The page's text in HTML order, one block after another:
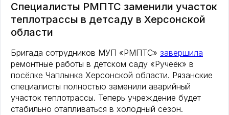
Специалисты РМПТС заменили участок
теплотрассы в детсаду в Херсонской
области
Бригада сотрудников МУП «РМПТС» завершила
ремонтные работы в детском саду «Ручеёк» в
посёлке Чаплынка Херсонской области. Рязанские
специалисты полностью заменили аварийный
участок теплотрассы. Теперь учреждение будет
стабильно отапливаться в холодный сезон.